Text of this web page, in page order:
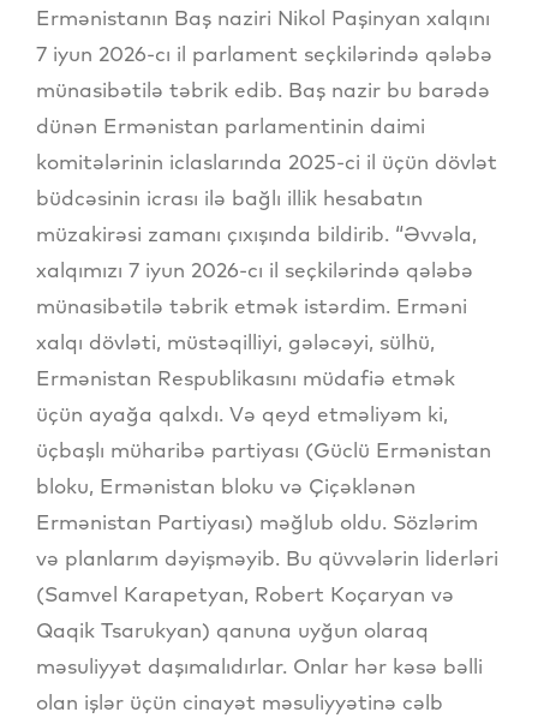
Ermənistanın Baş naziri Nikol Paşinyan xalqını
7 iyun 2026-cı il parlament seçkilərində qələbə
münasibətilə təbrik edib. Baş nazir bu barədə
dünən Ermənistan parlamentinin daimi
komitələrinin iclaslarında 2025-ci il üçün dövlət
büdcəsinin icrası ilə bağlı illik hesabatın
müzakirəsi zamanı çıxışında bildirib. “Əvvəla,
xalqımızı 7 iyun 2026-cı il seçkilərində qələbə
münasibətilə təbrik etmək istərdim. Erməni
xalqı dövləti, müstəqilliyi, gələcəyi, sülhü,
Ermənistan Respublikasını müdafiə etmək
üçün ayağa qalxdı. Və qeyd etməliyəm ki,
üçbaşlı müharibə partiyası (Güclü Ermənistan
bloku, Ermənistan bloku və Çiçəklənən
Ermənistan Partiyası) məğlub oldu. Sözlərim
və planlarım dəyişməyib. Bu qüvvələrin liderləri
(Samvel Karapetyan, Robert Koçaryan və
Qaqik Tsarukyan) qanuna uyğun olaraq
məsuliyyət daşımalıdırlar. Onlar hər kəsə bəlli
olan işlər üçün cinayət məsuliyyətinə cəlb